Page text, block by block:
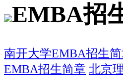
EMBA招
南开大学EMBA招生
EMBA招生简章 北京